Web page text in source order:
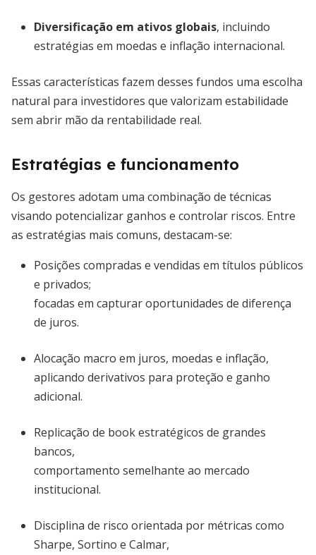
Diversificação em ativos globais, incluindo
estratégias em moedas e inflação internacional.
Essas características fazem desses fundos uma escolha
natural para investidores que valorizam estabilidade
sem abrir mão da rentabilidade real.
Estratégias e funcionamento
Os gestores adotam uma combinação de técnicas
visando potencializar ganhos e controlar riscos. Entre
as estratégias mais comuns, destacam-se:
Posições compradas e vendidas em títulos públicos
e privados;
focadas em capturar oportunidades de diferença
de juros.
Alocação macro em juros, moedas e inflação,
aplicando derivativos para proteção e ganho
adicional.
Replicação de book estratégicos de grandes
bancos,
comportamento semelhante ao mercado
institucional.
Disciplina de risco orientada por métricas como
Sharpe, Sortino e Calmar,